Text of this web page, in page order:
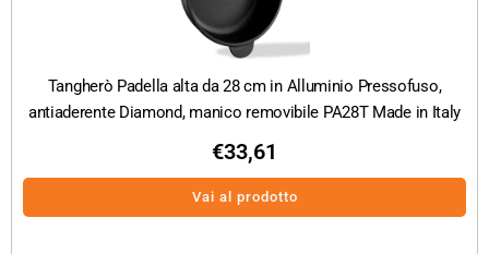
Tangherò Padella alta da 28 cm in Alluminio Pressofuso,
antiaderente Diamond, manico removibile PA28T Made in Italy
€33,61
Vai al prodotto